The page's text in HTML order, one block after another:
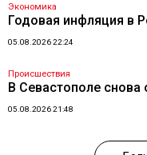
Экономика
Годовая инфляция в
05.08.2026 22:24
Происшествия
В Севастополе снова
05.08.2026 21:48